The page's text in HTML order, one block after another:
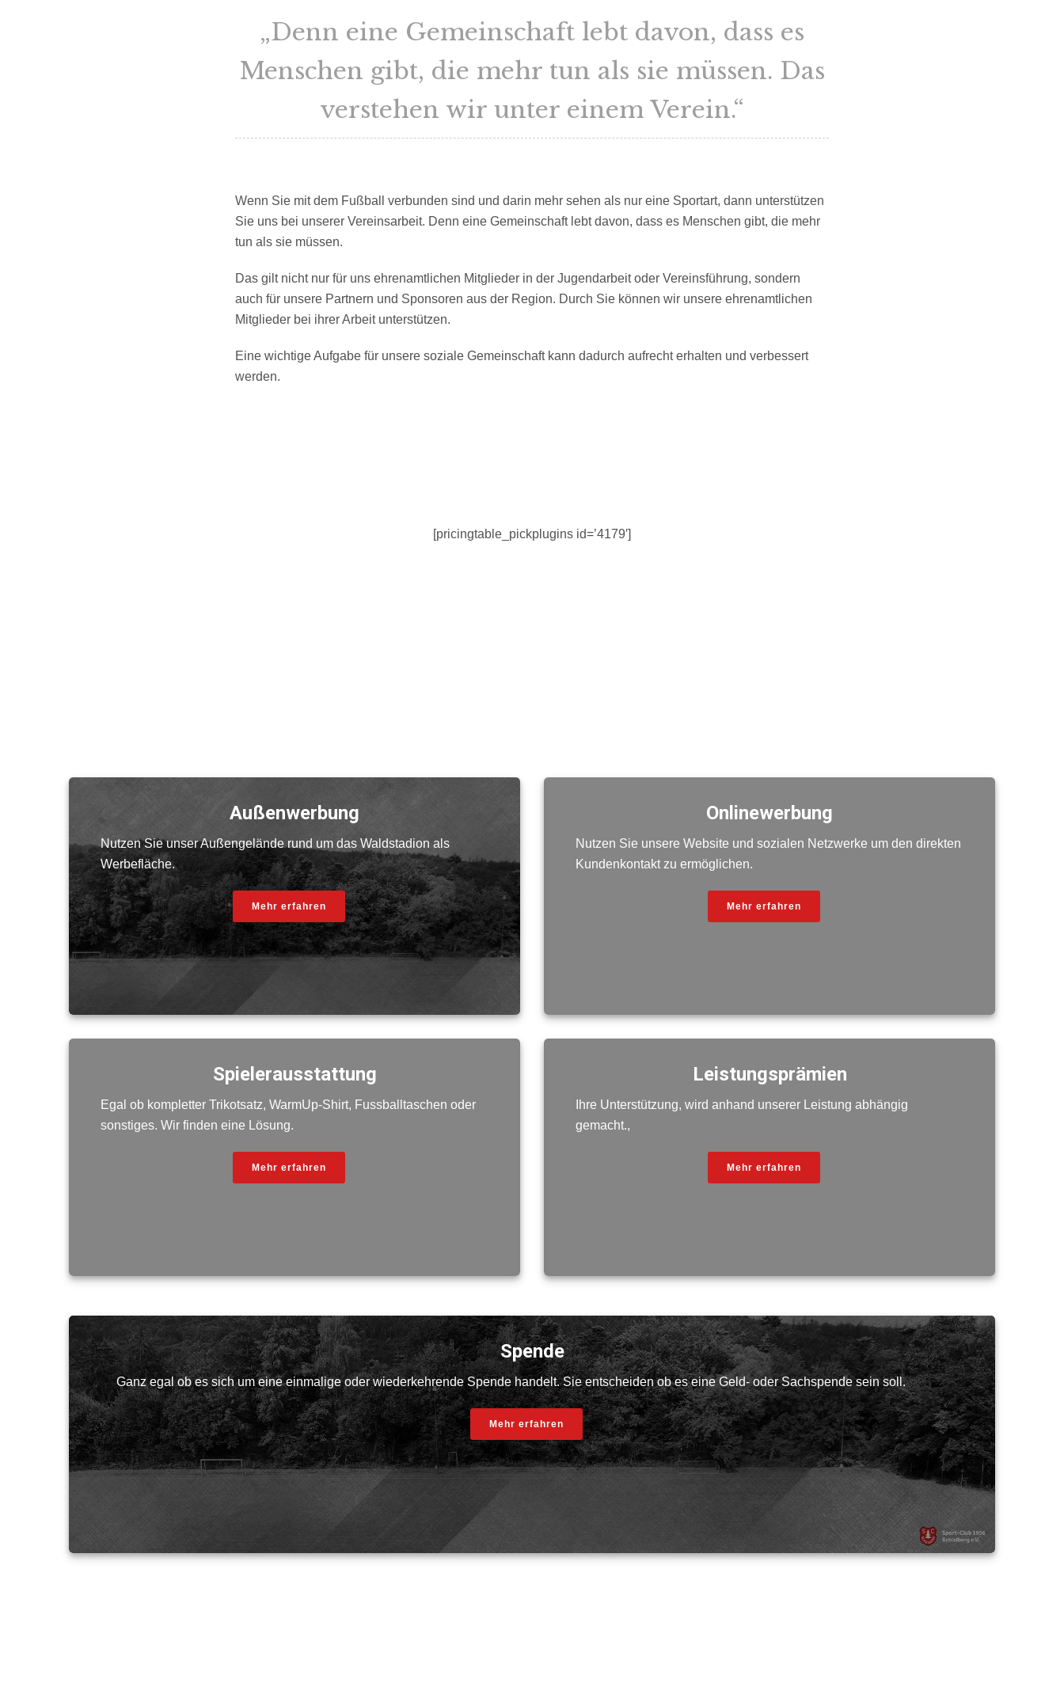
„Denn eine Gemeinschaft lebt davon, dass es
Menschen gibt, die mehr tun als sie müssen. Das
verstehen wir unter einem Verein.“
Wenn Sie mit dem Fußball verbunden sind und darin mehr sehen als nur eine Sportart, dann unterstützen
Sie uns bei unserer Vereinsarbeit. Denn eine Gemeinschaft lebt davon, dass es Menschen gibt, die mehr
tun als sie müssen.
Das gilt nicht nur für uns ehrenamtlichen Mitglieder in der Jugendarbeit oder Vereinsführung, sondern
auch für unsere Partnern und Sponsoren aus der Region. Durch Sie können wir unsere ehrenamtlichen
Mitglieder bei ihrer Arbeit unterstützen.
Eine wichtige Aufgabe für unsere soziale Gemeinschaft kann dadurch aufrecht erhalten und verbessert
werden.
[pricingtable_pickplugins id=’4179′]
Außenwerbung
Nutzen Sie unser Außengelände rund um das Waldstadion als
Werbefläche.
Mehr erfahren
Spielerausstattung
Egal ob kompletter Trikotsatz, WarmUp-Shirt, Fussballtaschen oder
sonstiges. Wir finden eine Lösung.
Mehr erfahren
Onlinewerbung
Nutzen Sie unsere Website und sozialen Netzwerke um den direkten
Kundenkontakt zu ermöglichen.
Mehr erfahren
Leistungsprämien
Ihre Unterstützung, wird anhand unserer Leistung abhängig
gemacht.,
Mehr erfahren
Spende
Ganz egal ob es sich um eine einmalige oder wiederkehrende Spende handelt. Sie entscheiden ob es eine Geld- oder Sachspende sein soll.
Mehr erfahren